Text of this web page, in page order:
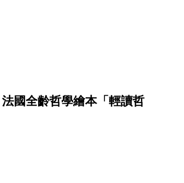
國全齡哲學繪本「輕讀哲